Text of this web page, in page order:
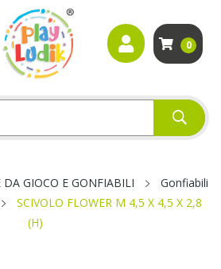
0
DA GIOCO E GONFIABILI
Gonfiabili
SCIVOLO FLOWER M 4,5 X 4,5 X 2,8
(H)